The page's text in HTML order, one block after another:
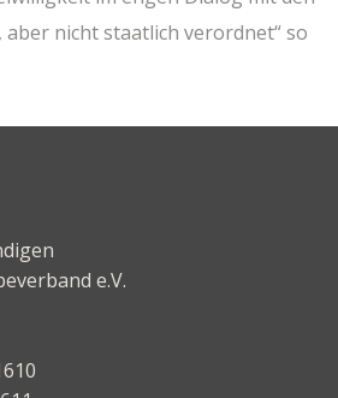
nicht staat­lich ver­ord­net“ so
e.V.